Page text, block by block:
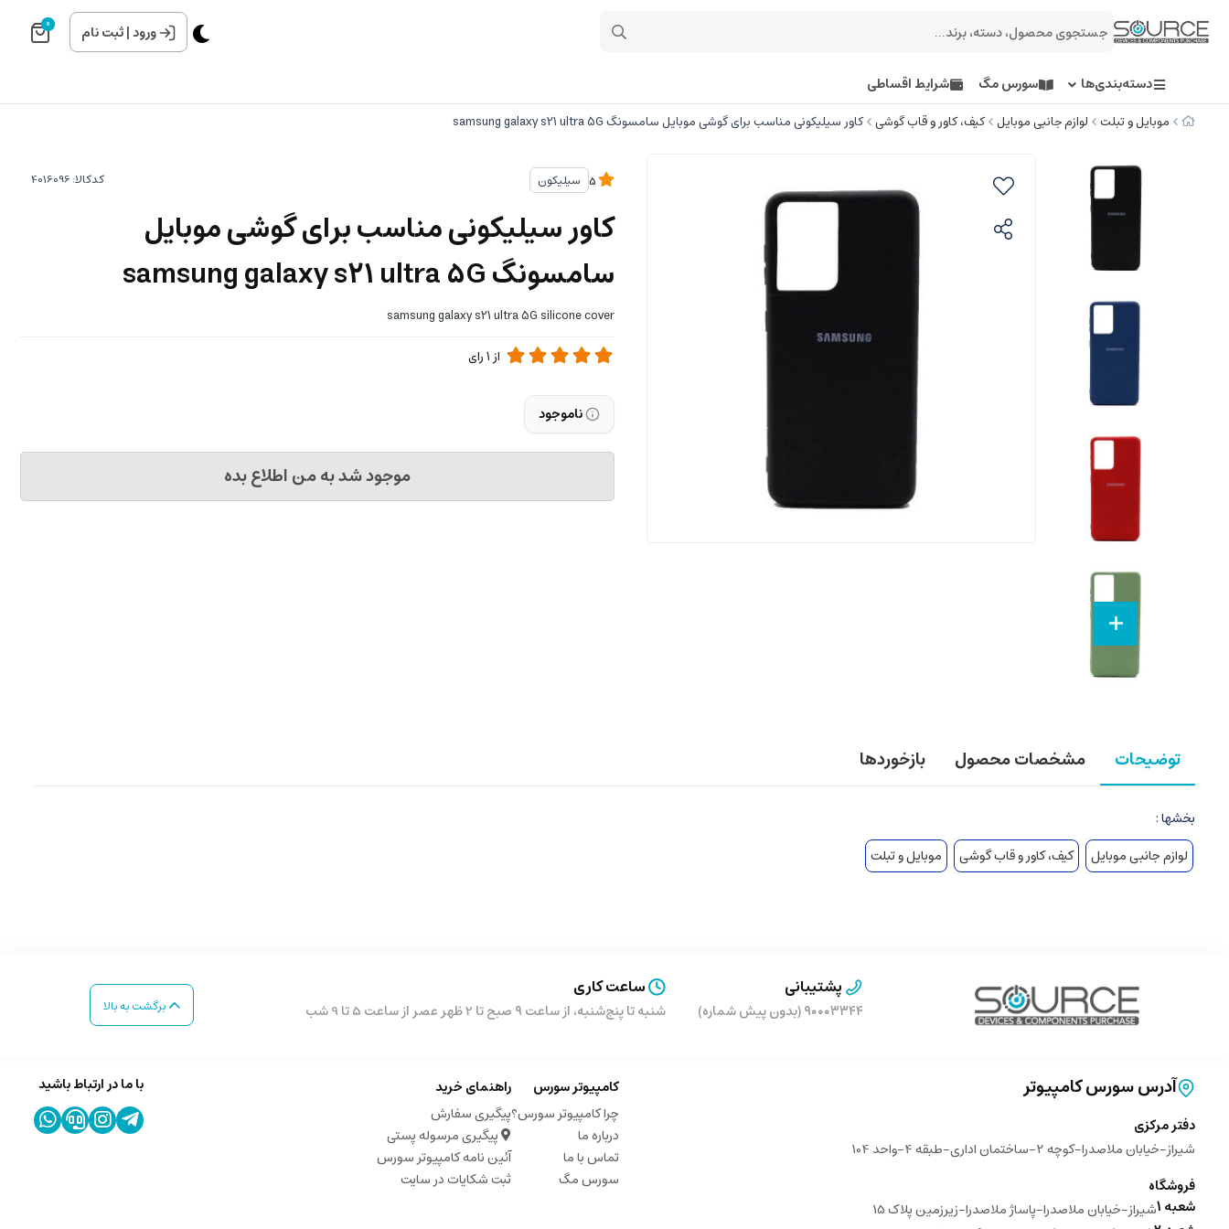
ورود|ثبت نام 0
دسته‌بندی‌ها سورس مگ شرایط اقساطی
موبایل و تبلت لوازم جانبی موبایل کیف، کاور و قاب گوشی کاور سیلیکونی مناسب برای گوشی موبایل سامسونگ samsung galaxy s21 ultra 5G
سیلیکون کدکالا:
کاور سیلیکونی مناسب برای گوشی موبایل
سامسونگ samsung galaxy s21 ultra 5G
samsung galaxy s21 ultra 5G silicone cover
از1رای
ناموجود
موجود شد به من اطلاع بده
توضیحات مشخصات محصول بازخوردها
بخشها :
لوازم جانبی موبایل
کیف، کاور و قاب گوشی موبایل و تبلت
پشتیبانی
۹۰۰۰۳۳۴۴ (بدون پیش شماره)
ساعت کاری
شنبه تا پنج‌شنبه، از ساعت ۹ صبح تا 2 ظهر عصر از ساعت 5 تا 9 شب برگشت به بالا
آدرس سورس کامپیوتر
دفتر مرکزی
شیراز-خیابان ملاصدرا-کوچه 2-ساختمان اداری-طبقه 4-واحد 104
فروشگاه
شعبه 1 شیراز-خیابان ملاصدرا-پاساژ ملاصدرا-زیرزمین پلاک 15
کامپیوتر سورس
چرا کامپیوتر سورس؟
درباره ما
تماس با ما
سورس مگ
راهنمای خرید
پیگیری سفارش
پیگیری مرسوله پستی
آئین نامه کامپیوتر سورس
ثبت شکایات در سایت
با ما در ارتباط باشید